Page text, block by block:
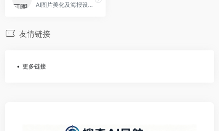
AI图片美化及海报设计平台，专注于电商视觉设计。面向电商卖家，提供图片美化、海报设计、营销素材等服务，设计效率高。
友情链接
更多链接